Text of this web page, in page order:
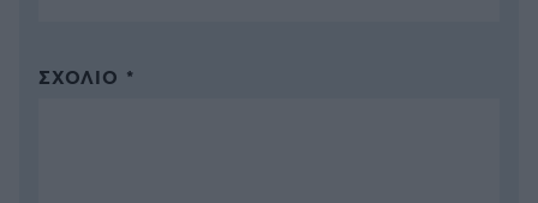
ΣΧΌΛΙΟ *